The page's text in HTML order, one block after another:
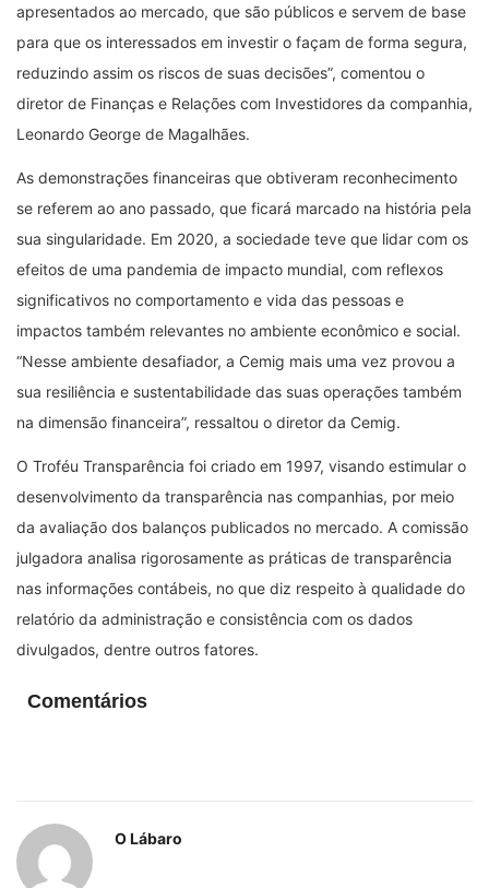
apresentados ao mercado, que são públicos e servem de base
para que os interessados em investir o façam de forma segura,
reduzindo assim os riscos de suas decisões”, comentou o
diretor de Finanças e Relações com Investidores da companhia,
Leonardo George de Magalhães.
As demonstrações financeiras que obtiveram reconhecimento
se referem ao ano passado, que ficará marcado na história pela
sua singularidade. Em 2020, a sociedade teve que lidar com os
efeitos de uma pandemia de impacto mundial, com reflexos
significativos no comportamento e vida das pessoas e
impactos também relevantes no ambiente econômico e social.
“Nesse ambiente desafiador, a Cemig mais uma vez provou a
sua resiliência e sustentabilidade das suas operações também
na dimensão financeira”, ressaltou o diretor da Cemig.
O Troféu Transparência foi criado em 1997, visando estimular o
desenvolvimento da transparência nas companhias, por meio
da avaliação dos balanços publicados no mercado. A comissão
julgadora analisa rigorosamente as práticas de transparência
nas informações contábeis, no que diz respeito à qualidade do
relatório da administração e consistência com os dados
divulgados, dentre outros fatores.
Comentários
O Lábaro